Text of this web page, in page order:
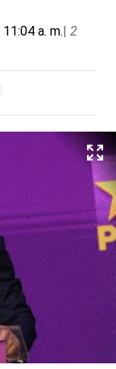
a. m.| 2